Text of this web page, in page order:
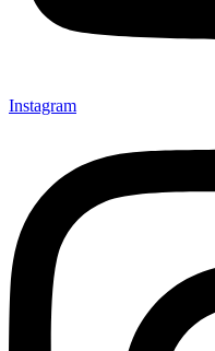
Instagram